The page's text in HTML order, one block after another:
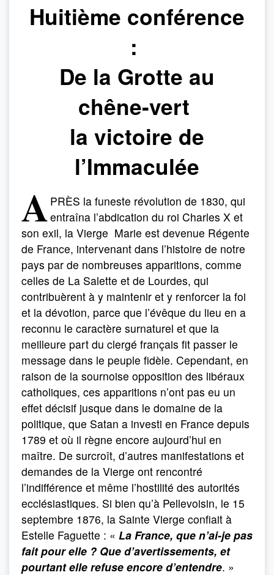
Huitième conférence
:
De la Grotte au
chêne-vert
la victoire de
l’Immaculée
A PRÈS la funeste révolution de 1830, qui
entraîna l’abdication du roi Charles X et
son exil, la Vierge Marie est devenue Régente
de France, intervenant dans l’histoire de notre
pays par de nombreuses apparitions, comme
celles de La Salette et de Lourdes, qui
contribuèrent à y maintenir et y renforcer la foi
et la dévotion, parce que l’évêque du lieu en a
reconnu le caractère surnaturel et que la
meilleure part du clergé français fit passer le
message dans le peuple fidèle. Cependant, en
raison de la sournoise opposition des libéraux
catholiques, ces apparitions n’ont pas eu un
effet décisif jusque dans le domaine de la
politique, que Satan a investi en France depuis
1789 et où il règne encore aujourd’hui en
maître. De surcroît, d’autres manifestations et
demandes de la Vierge ont rencontré
l’indifférence et même l’hostilité des autorités
ecclésiastiques. Si bien qu’à Pellevoisin, le 15
septembre 1876, la Sainte Vierge confiait à
Estelle Faguette : « La France, que n’ai-je pas
fait pour elle ? Que d’avertissements, et
pourtant elle refuse encore d’entendre. »